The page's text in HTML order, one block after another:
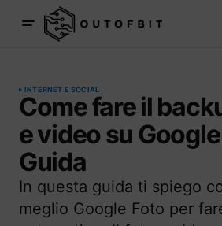
INTERNET E SOCIAL
Come fare il
e video su Google
Guida
In questa guida ti spiego
meglio Google Foto per